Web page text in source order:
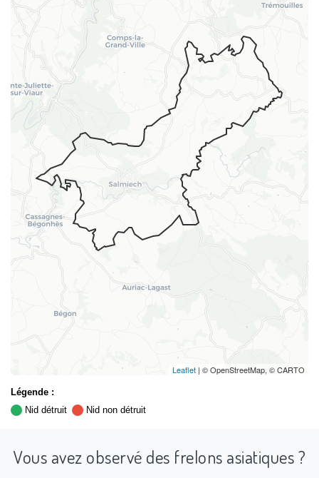
Leaflet | © OpenStreetMap, © CARTO
Légende :
Nid détruit
Nid non détruit
Vous avez observé des frelons asiatiques ?